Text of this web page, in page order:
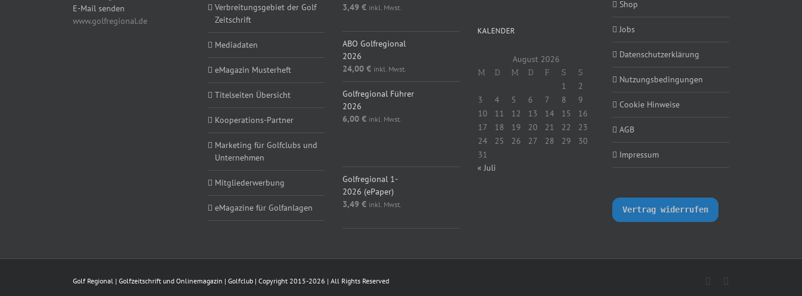
E-Mail senden
www.golfregional.de
Verbreitungsgebiet der Golf
Zeitschrift
Mediadaten
eMagazin Musterheft
Titelseiten Übersicht
Kooperations-Partner
Marketing für Golfclubs und
Unternehmen
Mitgliederwerbung
eMagazine für Golfanlagen
3,49 € inkl. Mwst.
ABO Golfregional
2026
24,00 € inkl. Mwst.
Golfregional Führer
2026
6,00 € inkl. Mwst.
Golfregional 1-
2026 (ePaper)
3,49 € inkl. Mwst.
KALENDER
August 2026
M D M D F S S
1
2
3
4 5 6 7 8
9
10
11 12 13 14 15
16
17
18 19 20 21 22
23
24
25 26 27 28 29
30
31
« Juli
Shop
Jobs
Datenschutzerklärung
Nutzungsbedingungen
Cookie Hinweise
AGB
Impressum
Vertrag widerrufen
Golf Regional | Golfzeitschrift und Onlinemagazin | Golfclub | Copyright 2015-2026 | All Rights Reserved